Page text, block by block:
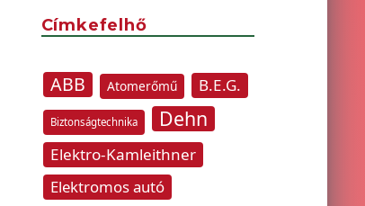
Címkefelhő
ABB Atomerőmű B.E.G.
Biztonságtechnika Dehn
Elektro-Kamleithner
Elektromos autó